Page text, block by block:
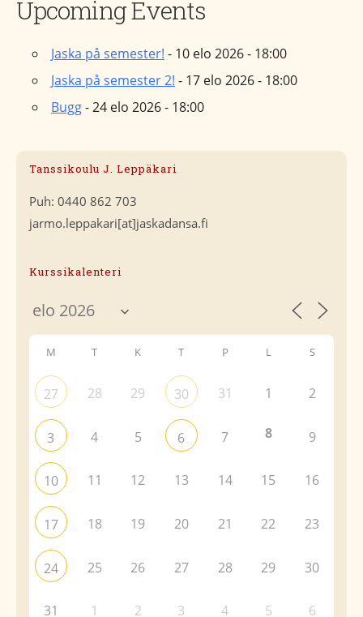
Upcoming Events
Jaska på semester! - 10 elo 2026 - 18:00
Jaska på semester 2! - 17 elo 2026 - 18:00
Bugg- 24 elo 2026 - 18:00
Tanssikoulu J. Leppäkari
Puh: 0440 862 703
jarmo.leppakari[at]jaskadansa.fi
Kurssikalenteri
M T K T P L S
27 28 29 30 31 1 2
3 4 5 6 7 8 9
10 11 12 13 14 15 16
17 18 19 20 21 22 23
24 25 26 27 28 29 30
31 1 2 3 4 5 6